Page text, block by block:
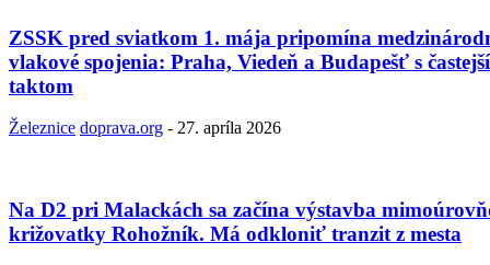
ZSSK pred sviatkom 1. mája pripomína
vlakové spojenia: Praha, Viedeň a Budapešť s
taktom
Železnice doprava.org - 27. apríla 2026
Na D2 pri Malackách sa začína výstavba
križovatky Rohožník. Má odkloniť tranzit z mesta